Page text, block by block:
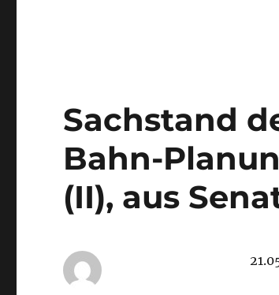
Sachstand
Bahn-
(II), aus